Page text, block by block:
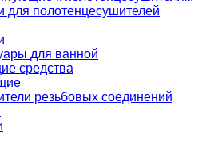
для полотенцесушителей
для ванной
средства
резьбовых соединений